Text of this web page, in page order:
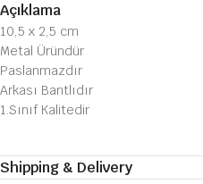
Açıklama
10,5 x 2,5 cm
Metal Üründür
Paslanmazdır
Arkası Bantlıdır
1.Sınıf Kalitedir
Shipping & Delivery